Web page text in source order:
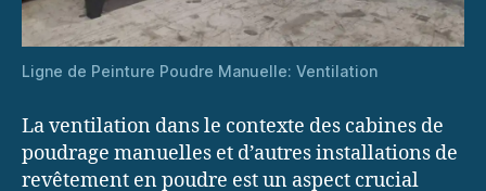
Ligne de Peinture Poudre Manuelle: Ventilation
La ventilation dans le contexte des cabines de
poudrage manuelles et d’autres installations de
revêtement en poudre est un aspect crucial